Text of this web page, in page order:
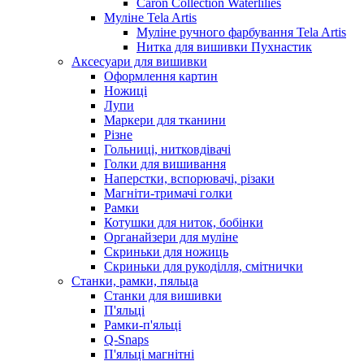
Муліне Tela Artis
Муліне ручного фарбування Tela Artis
Нитка для вишивки Пухнастик
Аксесуари для вишивки
Оформлення картин
Ножиці
Лупи
Маркери для тканини
Різне
Гольниці, нитковдівачі
Голки для вишивання
Наперстки, вспорювачі, різаки
Магніти-тримачі голки
Рамки
Котушки для ниток, бобінки
Органайзери для муліне
Скриньки для ножиць
Скриньки для рукоділля, смітнички
Станки, рамки, пяльца
Станки для вишивки
П'яльці
Рамки-п'яльці
Q-Snaps
П'яльці магнітні